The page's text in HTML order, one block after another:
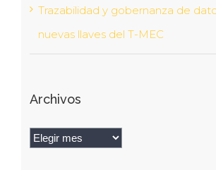
Trazabilidad y gobernanza de
nuevas llaves del T-MEC
Archivos
Archivos